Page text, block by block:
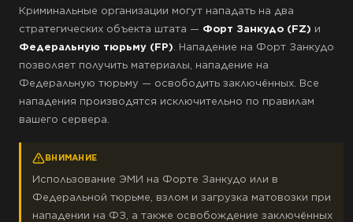
Криминальные организации могут нападать на два
стратегических объекта штата — Форт Занкудо (FZ) и
Федеральную тюрьму (FP). Нападение на Форт Занкудо
позволяет получить материалы, нападение на
Федеральную тюрьму — освободить заключённых. Все
нападения производятся исключительно по правилам
вашего сервера.
ВНИМАНИЕ
Использование ЭМИ на Форте Занкудо или в
Федеральной тюрьме, взлом и загрузка матовозки при
нападении на ФЗ, а также освобождение заключённых